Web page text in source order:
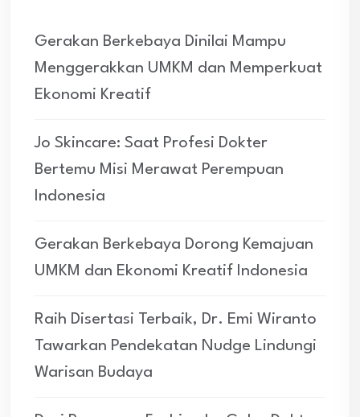
Gerakan Berkebaya Dinilai Mampu
Menggerakkan UMKM dan Memperkuat
Ekonomi Kreatif
Jo Skincare: Saat Profesi Dokter
Bertemu Misi Merawat Perempuan
Indonesia
Gerakan Berkebaya Dorong Kemajuan
UMKM dan Ekonomi Kreatif Indonesia
Raih Disertasi Terbaik, Dr. Emi Wiranto
Tawarkan Pendekatan Nudge Lindungi
Warisan Budaya